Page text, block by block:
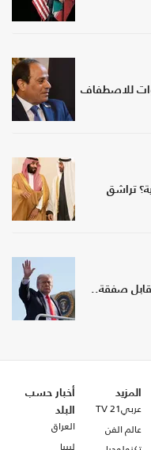
للاصطفاف
تراشق
صفقة..
المزيد
عربي21 TV
عالم الفن
أخبار حسب
البلد
العراق
ليبيا